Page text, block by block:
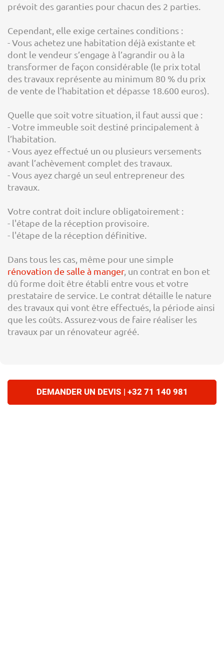
prévoit des garanties pour chacun des 2 parties.
Cependant, elle exige certaines conditions :
- Vous achetez une habitation déjà existante et
dont le vendeur s’engage à l’agrandir ou à la
transformer de façon considérable (le prix total
des travaux représente au minimum 80 % du prix
de vente de l’habitation et dépasse 18.600 euros).
Quelle que soit votre situation, il faut aussi que :
- Votre immeuble soit destiné principalement à
l’habitation.
- Vous ayez effectué un ou plusieurs versements
avant l’achèvement complet des travaux.
- Vous ayez chargé un seul entrepreneur des
travaux.
Votre contrat doit inclure obligatoirement :
- l'étape de la réception provisoire.
- l'étape de la réception définitive.
Dans tous les cas, même pour une simple
rénovation de salle à manger, un contrat en bon et
dû forme doit être établi entre vous et votre
prestataire de service. Le contrat détaille le nature
des travaux qui vont être effectués, la période ainsi
que les coûts. Assurez-vous de faire réaliser les
travaux par un rénovateur agréé.
DEMANDER UN DEVIS | +32 71 140 981